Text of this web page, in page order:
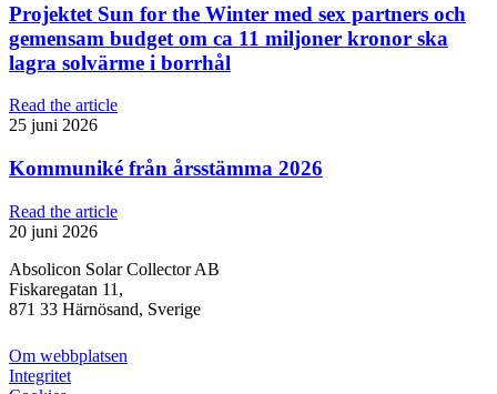
Projektet Sun for the Winter med sex partners och
gemensam budget om ca 11 miljoner kronor ska
lagra solvärme i borrhål
Read the article
25 juni 2026
Kommuniké från årsstämma 2026
Read the article
20 juni 2026
Absolicon Solar Collector AB
Fiskaregatan 11,
871 33 Härnösand, Sverige
Om webbplatsen
Integritet